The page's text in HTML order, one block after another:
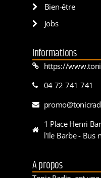
Bien-être
Jobs
Informations
https://
04 72 741 741
1 Place Henri
l'Ile Barbe - Bus
A propos